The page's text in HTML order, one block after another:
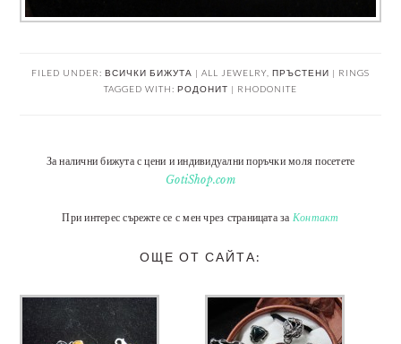
FILED UNDER: ВСИЧКИ БИЖУТА | ALL JEWELRY ПРЪСТЕНИ | RINGS
TAGGED WITH: РОДОНИТ | RHODONITE
За налични бижута с цени и индивидуални поръчки моля посетете
GotiShop.com
При интерес сърежте се с мен чрез страницата за Контакт
ОЩЕ ОТ САЙТА: